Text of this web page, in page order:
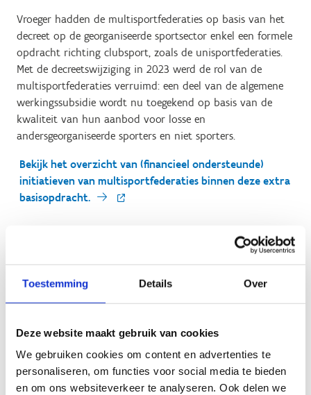
Toestemming Details Over
Deze website maakt gebruik van cookies
We gebruiken cookies om content en advertenties te
personaliseren, om functies voor social media te bieden
en om ons websiteverkeer te analyseren. Ook delen we
Vroeger hadden de multisportfederaties op basis van het
decreet op de georganiseerde sportsector enkel een formele
opdracht richting clubsport, zoals de unisportfederaties.
Met de decreetswijziging in 2023 werd de rol van de
multisportfederaties verruimd: een deel van de algemene
werkingssubsidie wordt nu toegekend op basis van de
kwaliteit van hun aanbod voor losse en
andersgeorganiseerde sporters en niet sporters.
Bekijk het overzicht van (financieel ondersteunde)
initiatieven van multisportfederaties binnen deze extra
basisopdracht.
In het kader van de beleidsfocus jeugdsport keurde de
jeugdsportfonds. Via een subsidiereglement brengt de
sportfederatie de kwaliteit van de jeugdwerking van haar
deelnemende sportclubs in kaart en op basis van de
behaalde score worden de subsidies in het jeugdsportfonds